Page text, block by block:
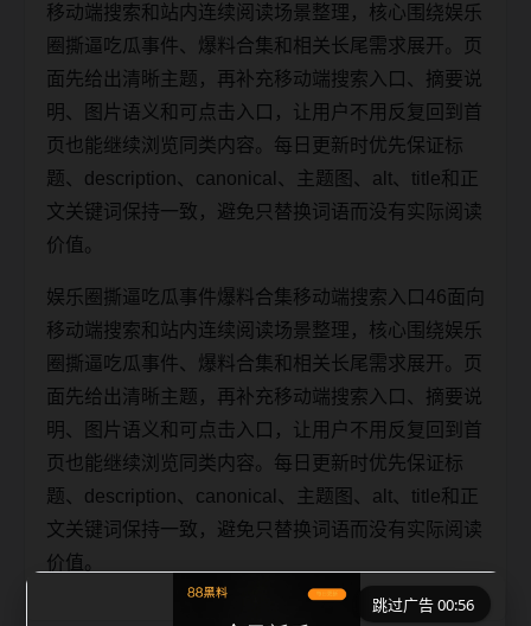
移动端搜索和站内连续阅读场景整理，核心围绕娱乐
圈撕逼吃瓜事件、爆料合集和相关长尾需求展开。页
面先给出清晰主题，再补充移动端搜索入口、摘要说
明、图片语义和可点击入口，让用户不用反复回到首
页也能继续浏览同类内容。每日更新时优先保证标
题、description、canonical、主题图、alt、title和正
文关键词保持一致，避免只替换词语而没有实际阅读
价值。
娱乐圈撕逼吃瓜事件爆料合集移动端搜索入口46面向
移动端搜索和站内连续阅读场景整理，核心围绕娱乐
圈撕逼吃瓜事件、爆料合集和相关长尾需求展开。页
面先给出清晰主题，再补充移动端搜索入口、摘要说
明、图片语义和可点击入口，让用户不用反复回到首
页也能继续浏览同类内容。每日更新时优先保证标
题、description、canonical、主题图、alt、title和正
文关键词保持一致，避免只替换词语而没有实际阅读
价值。
跳过广告 00:56